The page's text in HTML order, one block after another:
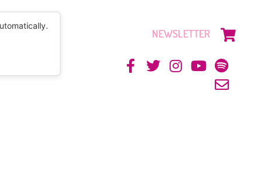
NEWSLETTER